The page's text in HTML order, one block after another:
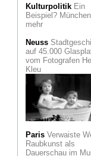
Gute Aussichten
junge deutsche
Fotografie.
Düsseldorfer NRW-
Forum
Alte Bekannte
Sammlung Kunst
Neuss zeigt
Cossmann, Josef
Kuchen und Jacob
Weitz
Der Hai hängtEin
Haifisch bereichert
KulturpolitikEin
Beispiel?
mehr
Neuss
auf 45.000
vom Fotografen
Kleu
ParisVerwaiste
Raubkunst als
Dauerschau im